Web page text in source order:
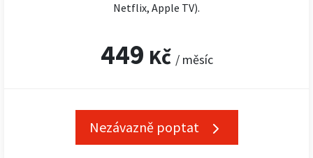
Netflix, Apple TV).
449 Kč / měsíc
Nezávazně poptat